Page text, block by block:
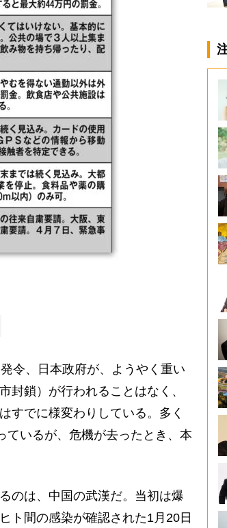
令、日本政府が、ようやく重い
封鎖）が行われることはなく、
すでに様変わりしている。多く
ているが、危機が去ったとき、本
のは、中国の武漢だ。当初は爆
ト間の感染が確認された1月20日